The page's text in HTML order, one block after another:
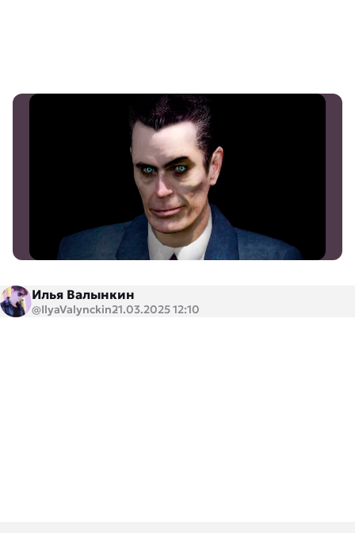
Илья Валынкин
@IlyaValynckin21.03.2025 12:10